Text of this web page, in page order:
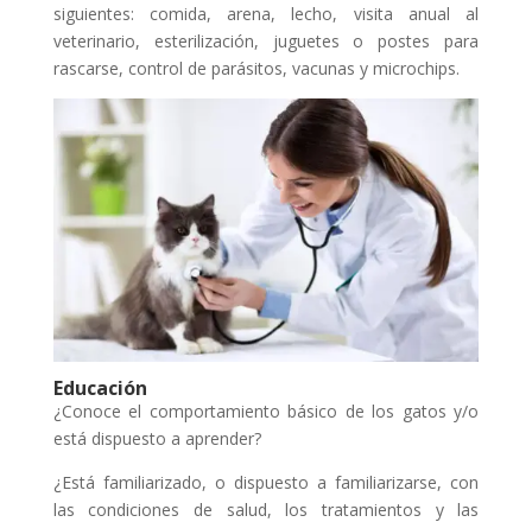
siguientes: comida, arena, lecho, visita anual al
veterinario, esterilización, juguetes o postes para
rascarse, control de parásitos, vacunas y microchips.
Educación
¿Conoce el comportamiento básico de los gatos y/o
está dispuesto a aprender?
¿Está familiarizado, o dispuesto a familiarizarse, con
las condiciones de salud, los tratamientos y las